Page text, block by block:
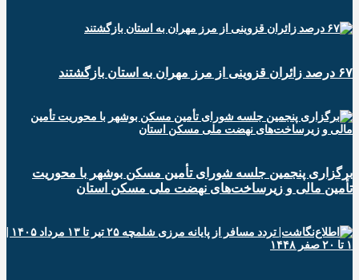
۶۷ درصد زائران قزوینی از مرز مهران به استان بازگشتند
برگزاری پنجمین جلسه شورای تأمین مسکن بوشهر با محوریت
تأمین مالی و زیرساخت‌های نهضت ملی مسکن استان